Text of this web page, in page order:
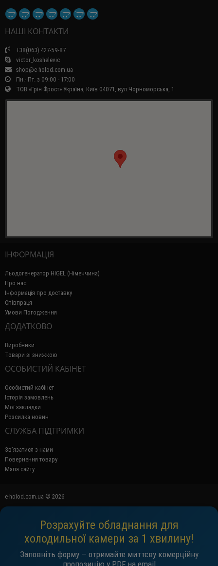
НАШІ КОНТАКТИ
+38(063) 427-59-87
victor_koshelevic
shop@e-holod.com.ua
Пн.- Пт. з 09:00 - 17:00
ТОВ «Грін Фрост» Україна, Київ 04071, вул.Чорноморська, 1
ІНФОРМАЦІЯ
Льодогенератор HIGEL (Німеччина)
Про нас
Інформація про доставку
Співпраця
Умови Погодження
ДОДАТКОВО
Виробники
Товари зі знижкою
ОСОБИСТИЙ КАБІНЕТ
Особистий кабінет
Історія замовлень
Мої закладки
Розсилка новин
СЛУЖБА ПІДТРИМКИ
Зв’язатися з нами
Повернення товару
Мапа сайту
e-holod.com.ua © 2026
Розрахуйте обладнання для
холодильної камери за 1 хвилину!
Заповніть форму — отримайте миттєву комерційну